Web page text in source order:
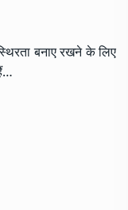
बनाए रखने के लिए